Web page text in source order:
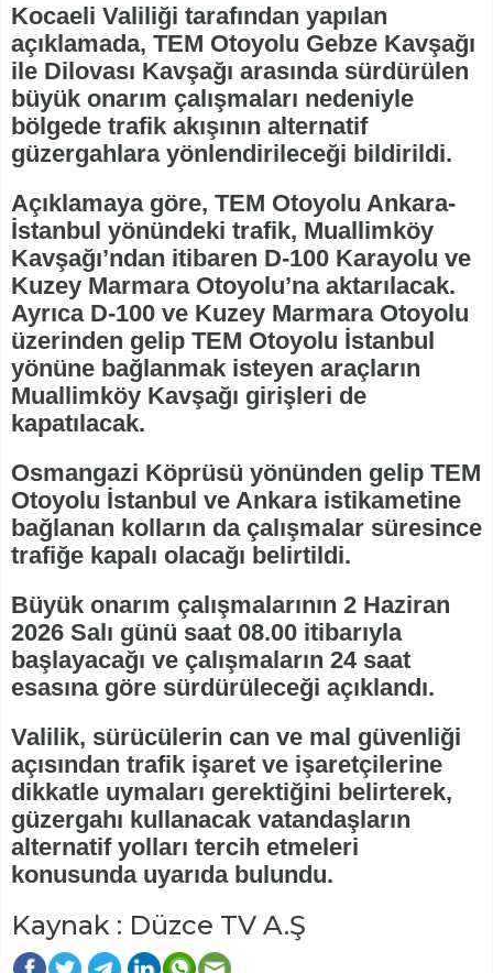
Kocaeli Valiliği tarafından yapılan
açıklamada, TEM Otoyolu Gebze Kavşağı
ile Dilovası Kavşağı arasında sürdürülen
büyük onarım çalışmaları nedeniyle
bölgede trafik akışının alternatif
güzergahlara yönlendirileceği bildirildi.
Açıklamaya göre, TEM Otoyolu Ankara-
İstanbul yönündeki trafik, Muallimköy
Kavşağı’ndan itibaren D-100 Karayolu ve
Kuzey Marmara Otoyolu’na aktarılacak.
Ayrıca D-100 ve Kuzey Marmara Otoyolu
üzerinden gelip TEM Otoyolu İstanbul
yönüne bağlanmak isteyen araçların
Muallimköy Kavşağı girişleri de
kapatılacak.
Osmangazi Köprüsü yönünden gelip TEM
Otoyolu İstanbul ve Ankara istikametine
bağlanan kolların da çalışmalar süresince
trafiğe kapalı olacağı belirtildi.
Büyük onarım çalışmalarının 2 Haziran
2026 Salı günü saat 08.00 itibarıyla
başlayacağı ve çalışmaların 24 saat
esasına göre sürdürüleceği açıklandı.
Valilik, sürücülerin can ve mal güvenliği
açısından trafik işaret ve işaretçilerine
dikkatle uymaları gerektiğini belirterek,
güzergahı kullanacak vatandaşların
alternatif yolları tercih etmeleri
konusunda uyarıda bulundu.
Kaynak : Düzce TV A.Ş